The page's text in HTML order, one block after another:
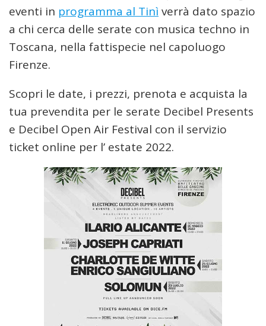
eventi in programma al Tinì verrà dato spazio
a chi cerca delle serate con musica techno in
Toscana, nella fattispecie nel capoluogo
Firenze.
Scopri le date, i prezzi, prenota e acquista la
tua prevendita per le serate Decibel Presents
e Decibel Open Air Festival con il servizio
ticket online per l’ estate 2022.